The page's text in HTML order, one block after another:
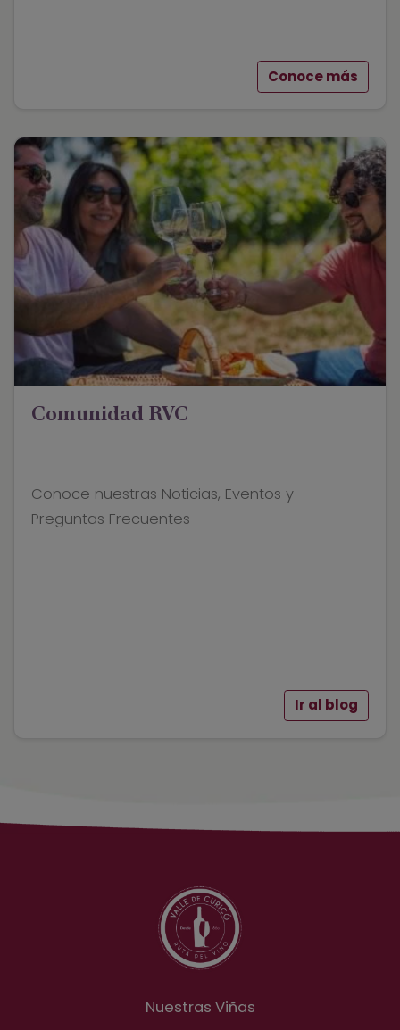
Conoce más
Comunidad RVC
Conoce nuestras Noticias, Eventos y
Preguntas Frecuentes
Ir al blog
Nuestras Viñas